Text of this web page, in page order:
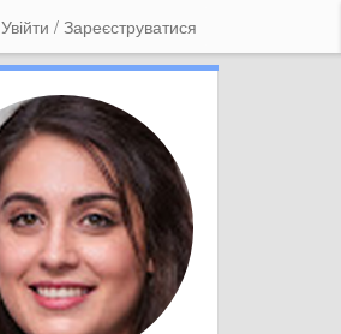
Увійти / Зареєструватися